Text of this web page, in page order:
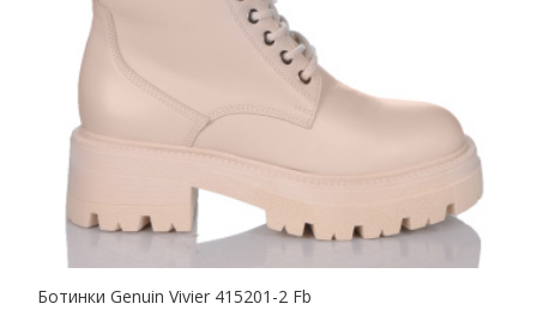
Ботинки Genuin Vivier 415201-2 Fb